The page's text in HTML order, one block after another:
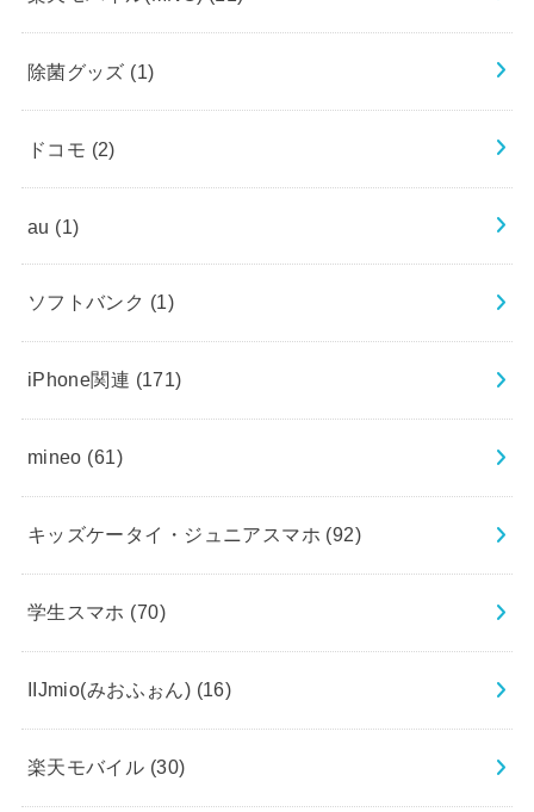
除菌グッズ (1)
ドコモ (2)
au (1)
ソフトバンク (1)
iPhone関連 (171)
mineo (61)
キッズケータイ・ジュニアスマホ (92)
学生スマホ (70)
IIJmio(みおふぉん) (16)
楽天モバイル (30)